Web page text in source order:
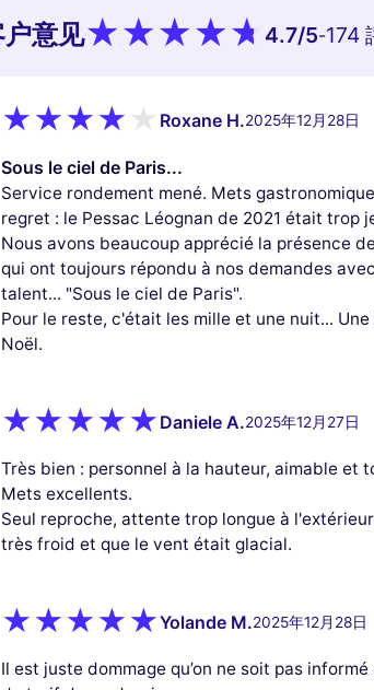
意见 4.7/5-174
Roxane H.2025年12月28日
Sous le ciel de Paris...
Service rondement mené. Mets
regret : le Pessac Léognan de 2021 était trop
Nous avons beaucoup apprécié la présence
qui ont toujours répondu à nos demandes
talent... "Sous le ciel de Paris".
Pour le reste, c'était les mille et une nuit...
Noël.
Daniele A.2025年12月27日
Très bien : personnel à la hauteur, aimable et
Mets excellents.
Seul reproche, attente trop longue à
très froid et que le vent était glacial.
Yolande M.2025年12月28日
Il est juste dommage qu’on ne soit pas